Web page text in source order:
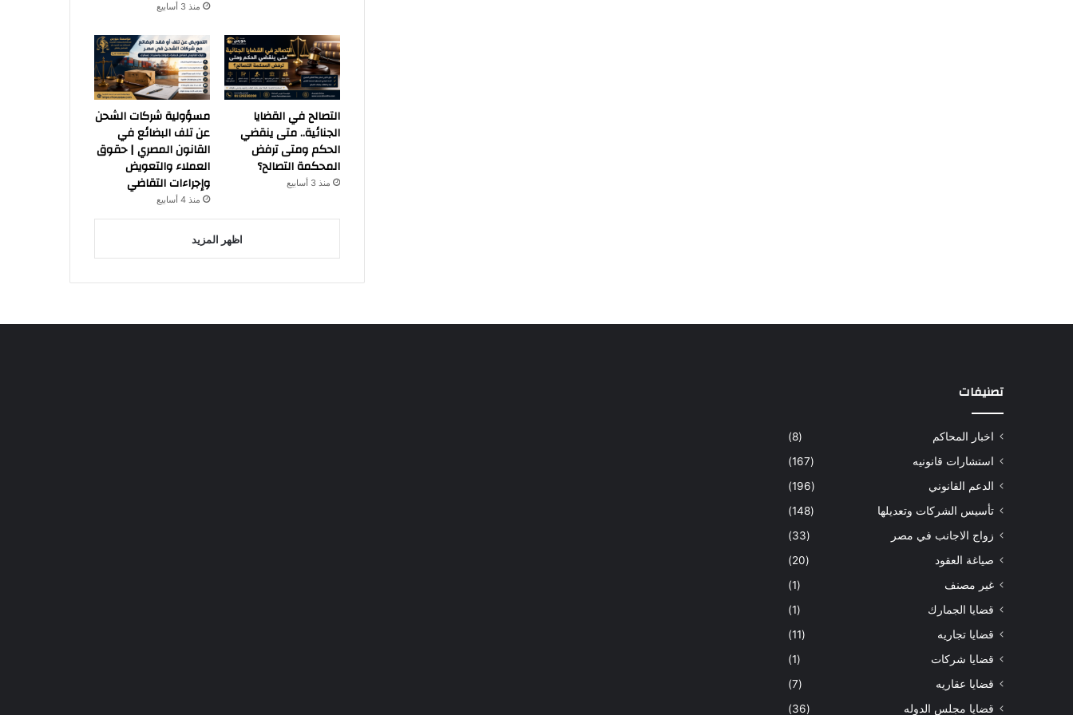
منذ 3 أسابيع
التصالح في القضايا
الجنائية.. متى ينقضي
الحكم ومتى ترفض
المحكمة التصالح؟
منذ 3 أسابيع
مسؤولية شركات الشحن
عن تلف البضائع في
القانون المصري | حقوق
العملاء والتعويض
وإجراءات التقاضي
منذ 4 أسابيع
اظهر المزيد
تصنيفات
اخبار المحاكم
(8)
استشارات قانونيه
(167)
الدعم القانوني
(196)
تأسيس الشركات وتعديلها
(148)
زواج الاجانب في مصر
(33)
صياغة العقود
(20)
غير مصنف
(1)
قضايا الجمارك
(1)
قضايا تجاريه
(11)
قضايا شركات
(1)
قضايا عقاريه
(7)
قضايا مجلس الدوله
(36)